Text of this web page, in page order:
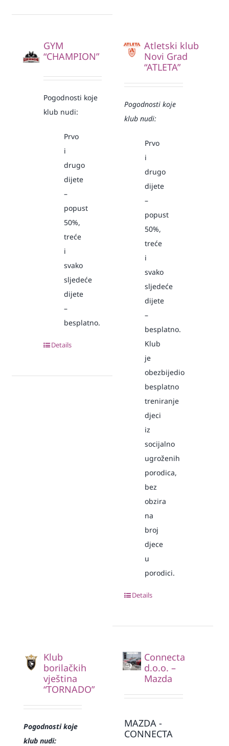
GYM
“CHAMPION”
Pogodnosti koje
klub nudi:
Prvo
i
drugo
dijete
–
popust
50%,
treće
i
svako
sljedeće
dijete
–
besplatno.
Details
Atletski klub
Novi Grad
“ATLETA”
Pogodnosti koje
klub nudi:
Prvo
i
drugo
dijete
–
popust
50%,
treće
i
svako
sljedeće
dijete
–
besplatno.
Klub
je
obezbijedio
besplatno
treniranje
djeci
iz
socijalno
ugroženih
porodica,
bez
obzira
na
broj
djece
u
porodici.
Details
Klub
borilačkih
vještina
“TORNADO”
Pogodnosti koje
klub nudi:
Connecta
d.o.o. –
Mazda
MAZDA -
CONNECTA